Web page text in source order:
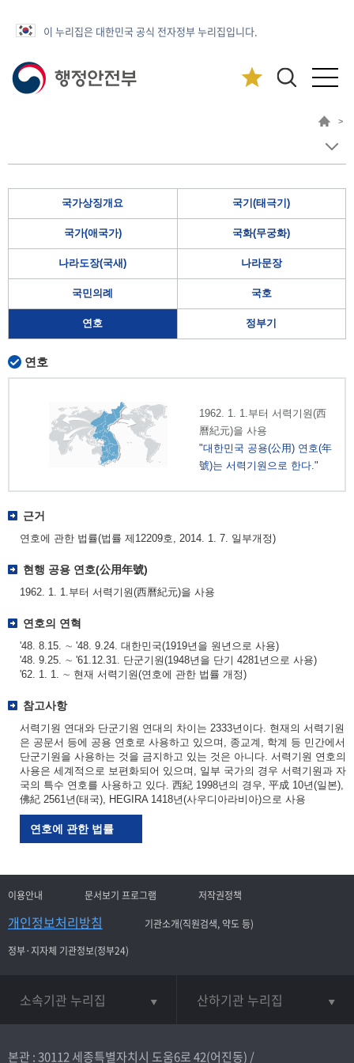
이 누리집은 대한민국 공식 전자정부 누리집입니다.
>
국가상징개요 국기(태극기)
국가(애국가) 국화(무궁화)
나라도장(국새) 나라문장
국민의례 국호
연호 정부기
연호
1962. 1. 1.부터 서력기원(西
曆紀元)을 사용
"대한민국 공용(公用) 연호(年
號)는 서력기원으로 한다."
근거
연호에 관한 법률(법률 제12209호, 2014. 1. 7. 일부개정)
현행 공용 연호(公用年號)
1962. 1. 1.부터 서력기원(西曆紀元)을 사용
연호의 연혁
'48. 8.15. ∼ '48. 9.24. 대한민국(1919년을 원년으로 사용)
'48. 9.25. ∼ '61.12.31. 단군기원(1948년을 단기 4281년으로 사용)
'62. 1. 1. ∼ 현재 서력기원(연호에 관한 법률 개정)
참고사항
서력기원 연대와 단군기원 연대의 차이는 2333년이다. 현재의 서력기원
은 공문서 등에 공용 연호로 사용하고 있으며, 종교계, 학계 등 민간에서
단군기원을 사용하는 것을 금지하고 있는 것은 아니다. 서력기원 연호의
사용은 세계적으로 보편화되어 있으며, 일부 국가의 경우 서력기원과 자
국의 특수 연호를 사용하고 있다. 西紀 1998년의 경우, 平成 10년(일본),
佛紀 2561년(태국), HEGIRA 1418년(사우디아라비아)으로 사용
연호에 관한 법률
이용안내 문서보기 프로그램 저작권정책
개인정보처리방침
기관소개(직원검색, 약도 등)
정부·지자체 기관정보(정부24)
소속기관 누리집 산하기관 누리집
본관 : 30112 세종특별자치시 도움6로 42(어진동) /